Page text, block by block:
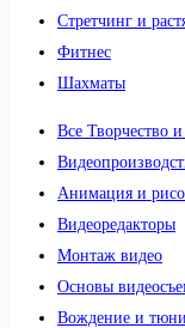
Стретчинг и
Фитнес
Шахматы
Все Творчество
Анимация и
Видеоредакторы
Монтаж видео
Основы
Вождение и